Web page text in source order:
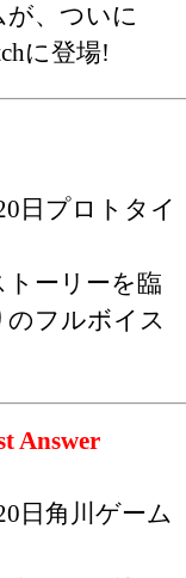
、ついに
に登場!
日プロトタイ
ーリーを臨
フルボイス
Answer
日角川ゲーム